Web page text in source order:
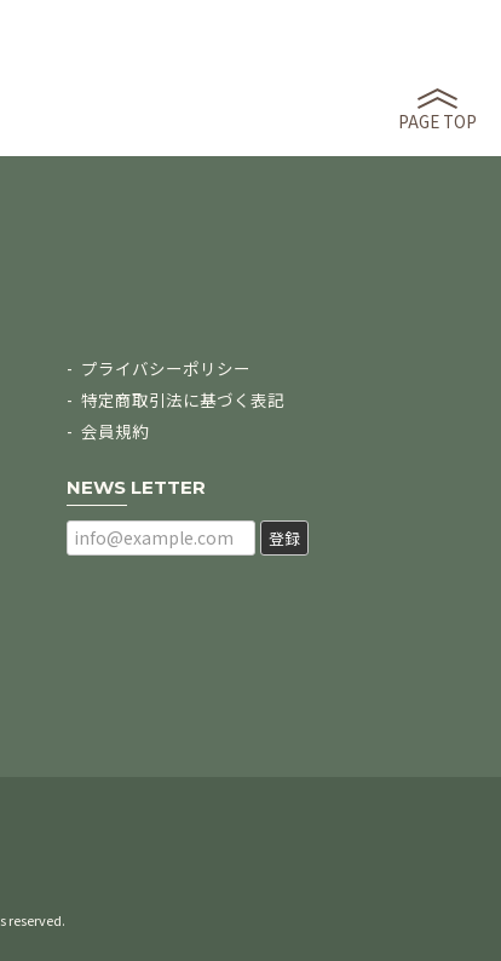
PAGE TOP
プライバシーポリシー
特定商取引法に基づく表記
会員規約
NEWS LETTER
登録
reserved.